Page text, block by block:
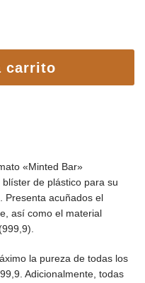
carrito
«Minted Bar»
de plástico para su
Presenta acuñados el
así como el material
la pureza de todas los
Adicionalmente, todas